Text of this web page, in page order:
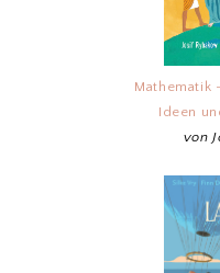
Mathematik
Ideen
von